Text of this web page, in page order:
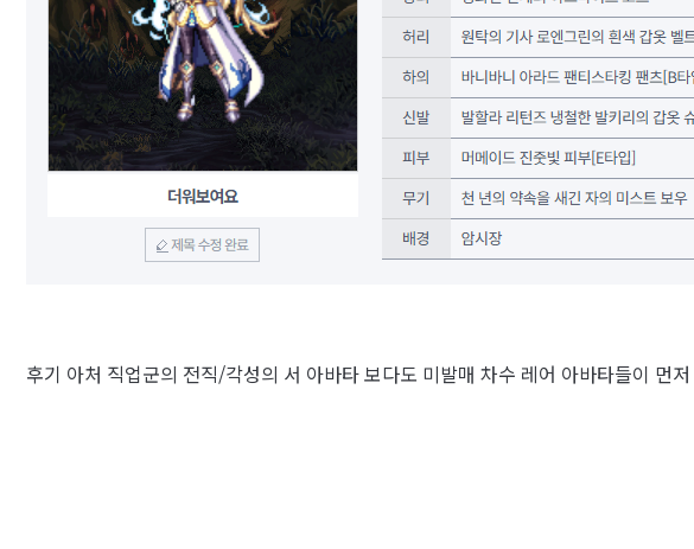
후기 아처 직업군의 전직/각성의 서 아바타 보다도 미발매 차수 레어 아바타들이 먼